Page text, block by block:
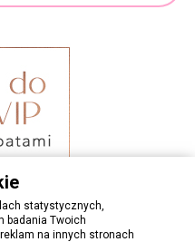
statystycznych,
badania Twoich
na innych stronach